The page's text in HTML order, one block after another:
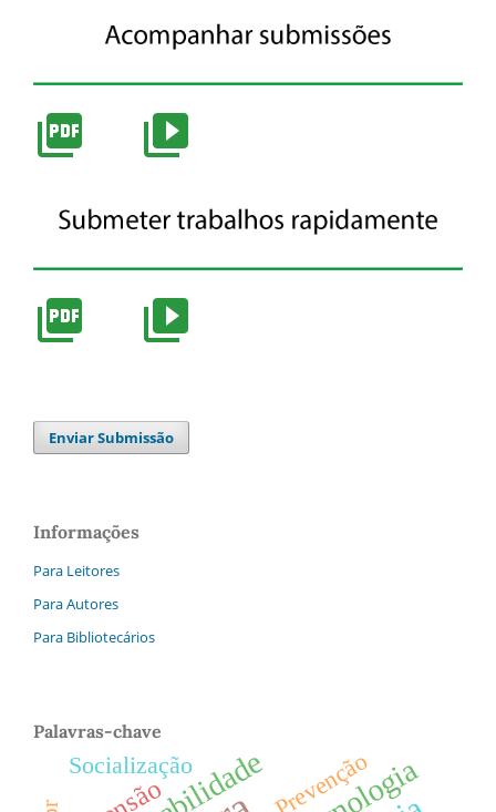
Enviar Submissão
Informações
Para Leitores
Para Autores
Para Bibliotecários
Palavras-chave
Socialização Prevenção